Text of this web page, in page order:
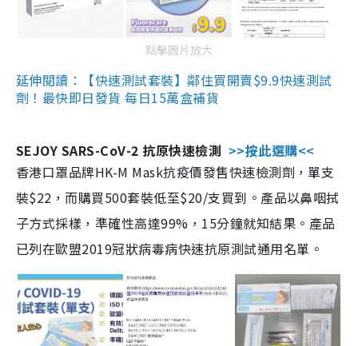
點擊圖片放大
延伸閱讀：【快速測試套裝】鄰住買開賣$9.9快速測試
劑！最快即日發貨 每日15萬盒補貨
SEJOY SARS-CoV-2 抗原快速檢測 >>按此選購<<
香港口罩品牌HK-M Mask抗疫價發售快速檢測劑，單支
裝$22，而購買500套裝低至$20/支買到。產品以鼻咽拭
子方式採樣，準確性高達99%，15分鐘就知結果。產品
已列在歐盟2019冠狀病毒病快速抗原測試通用名單。